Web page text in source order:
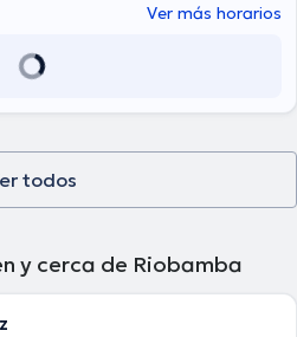
Ver más horarios
todos
y cerca de Riobamba